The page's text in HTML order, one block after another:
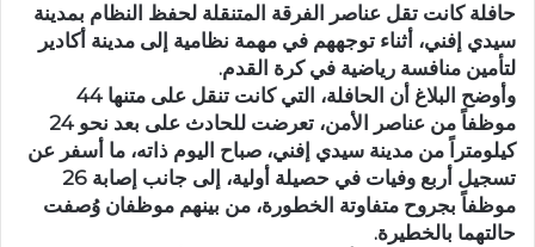
حافلة كانت تقل عناصر الفرقة المتنقلة لحفظ النظام بمدينة
سيدي إفني، أثناء توجههم في مهمة نظامية إلى مدينة أكادير
لتأمين منافسة رياضية في كرة القدم.
وأوضح البلاغ أن الحافلة، التي كانت تنقل على متنها 44
موظفاً من عناصر الأمن، تعرضت للحادث على بعد نحو 24
كيلومتراً من مدينة سيدي إفني، صباح اليوم ذاته، ما أسفر عن
تسجيل أربع وفيات في حصيلة أولية، إلى جانب إصابة 26
موظفاً بجروح متفاوتة الخطورة، من بينهم موظفان وُصفت
حالتهما بالخطيرة.